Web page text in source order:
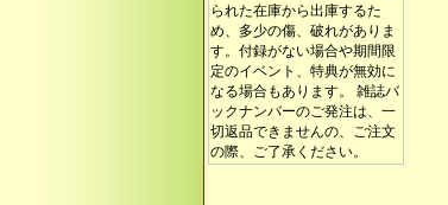
られた在庫から出庫するた
め、多少の傷、破れがありま
す。付録がない場合や期間限
定のイベント、特典が無効に
なる場合もあります。 雑誌バ
ックナンバーのご発注は、一
切返品できませんの、ご注文
の際、ご了承ください。